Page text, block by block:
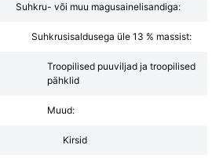
Suhkru- või muu magusainelisandiga:
Suhkrusisaldusega üle 13 % massist:
Troopilised puuviljad ja troopilised
pähklid
Muud:
Kirsid